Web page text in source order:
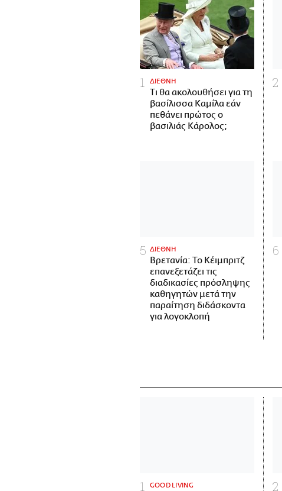
ΔΙΕΘΝΗ
Τι θα ακολουθήσει για τη
βασίλισσα Καμίλα εάν
πεθάνει πρώτος ο
βασιλιάς Κάρολος;
ΔΙΕΘΝΗ
Βρετανία: Το Κέιμπριτζ
επανεξετάζει τις
διαδικασίες πρόσληψης
καθηγητών μετά την
παραίτηση διδάσκοντα
για λογοκλοπή
GOOD LIVING